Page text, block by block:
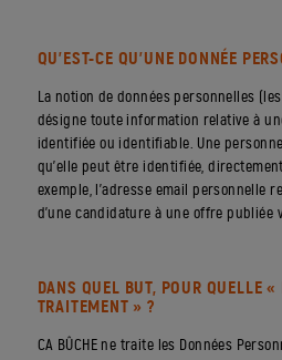
QU’EST-CE QU’UNE DONNÉE
La notion de données personnelles
désigne toute information relative à
identifiée ou identifiable. Une
qu’elle peut être identifiée,
exemple, l’adresse email personnelle
d’une candidature à une offre publiée
DANS QUEL BUT, POUR QUELLE
TRAITEMENT » ?
CA BÛCHE ne traite les Données